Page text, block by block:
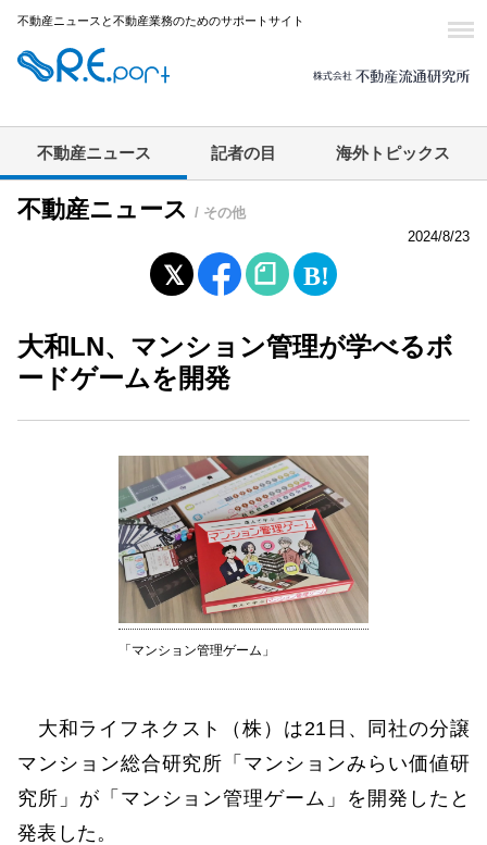
不動産ニュースと不動産業務のためのサポートサイト
不動産ニュース 記者の目 海外トピックス
不動産ニュース / その他
2024/8/23
大和LN、マンション管理が学べるボ
ードゲームを開発
「マンション管理ゲーム」
大和ライフネクスト（株）は21日、同社の分譲
マンション総合研究所「マンションみらい価値研
究所」が「マンション管理ゲーム」を開発したと
発表した。